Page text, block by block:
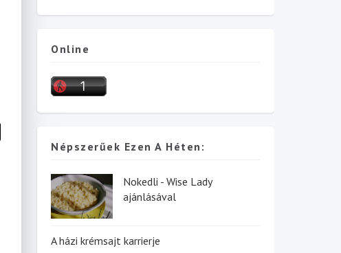
Online
Népszerűek Ezen A Héten:
Nokedli - Wise Lady
ajánlásával
A házi krémsajt karrierje